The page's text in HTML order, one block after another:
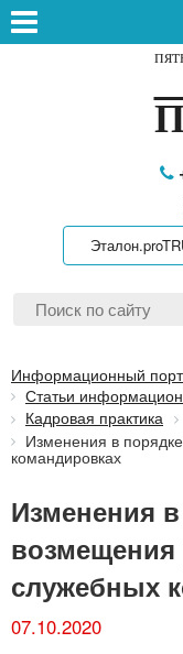
Информационный
Статьи
Кадровая практика
Изменения в
командировках
Изменения
возмещения
служебных
07.10.2020